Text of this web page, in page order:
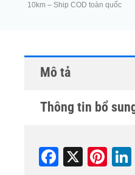
10km – Ship COD toàn quốc
Mô tả
Thông tin bổ
Fa X
Pi